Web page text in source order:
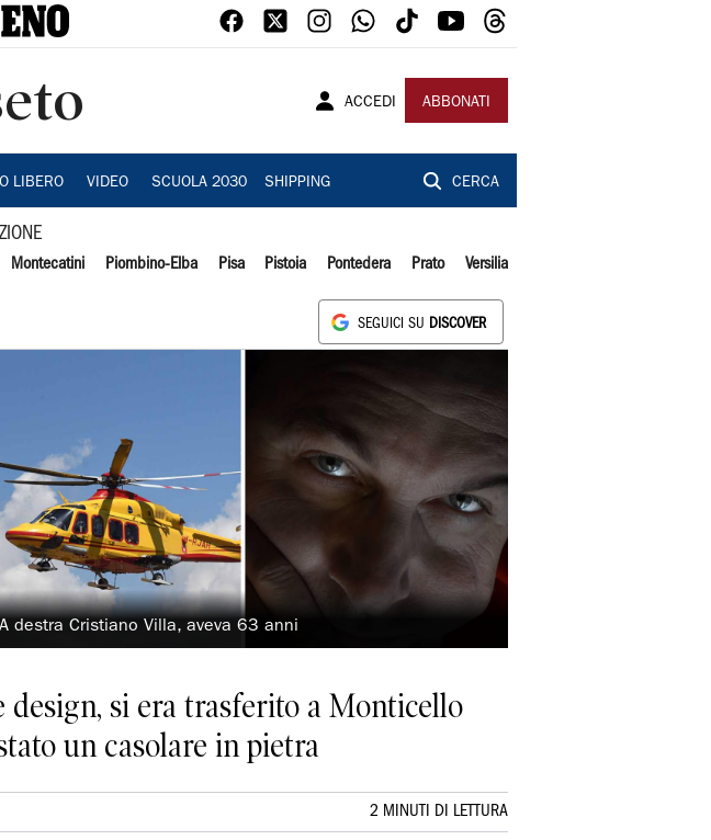
ACCEDI ABBONATI
LIBERO VIDEO SCUOLA 2030 SHIPPING CERCA
Montecatini Piombino-Elba Pisa Pistoia Pontedera Prato Versilia
SEGUICI SU DISCOVER
A destra Cristiano Villa, aveva 63 anni
si era trasferito a Monticello
un casolare in pietra
2 MINUTI DI LETTURA